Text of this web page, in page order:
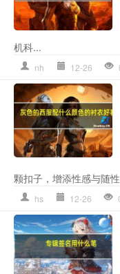
机科...
nh 12-26
颗扣子，增添性感与随
hs 12-26